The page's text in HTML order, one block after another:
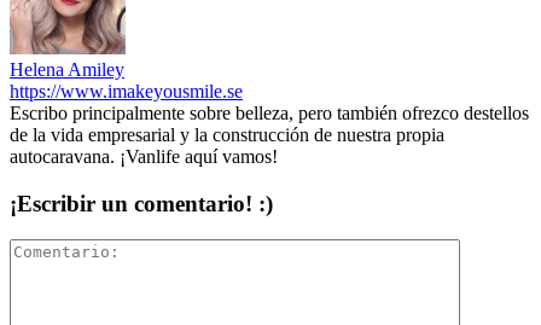
Helena Amiley
https://www.imakeyousmile.se
Escribo principalmente sobre belleza, pero también ofrezco destellos
de la vida empresarial y la construcción de nuestra propia
autocaravana. ¡Vanlife aquí vamos!
¡Escribir un comentario! :)